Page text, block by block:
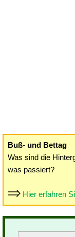
Buß- und Bettag
Was sind die
was passiert?
Hier erfahren